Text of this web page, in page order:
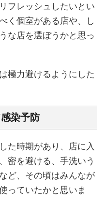
フレッシュしたいとい
く個室がある店や、し
な店を選ぼうかと思っ
極力避けるようにした
染予防
た時期があり、店に入
密を避ける、手洗いう
ど、その頃はみんなが
っていたかと思いま